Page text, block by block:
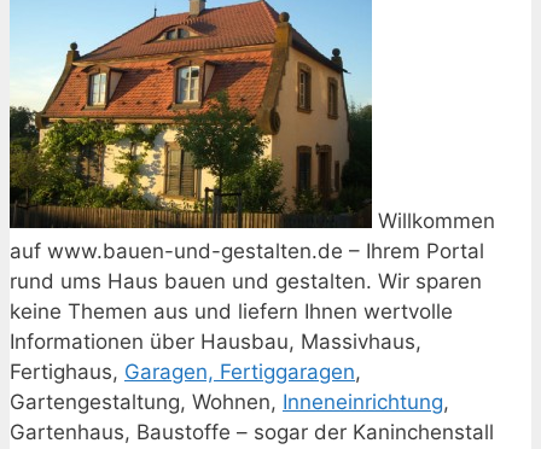
Willkommen
auf www.bauen-und-gestalten.de – Ihrem Portal
rund ums Haus bauen und gestalten. Wir sparen
keine Themen aus und liefern Ihnen wertvolle
Informationen über Hausbau, Massivhaus,
Fertighaus, Garagen, Fertiggaragen,
Gartengestaltung, Wohnen, Inneneinrichtung,
Gartenhaus, Baustoffe – sogar der Kaninchenstall